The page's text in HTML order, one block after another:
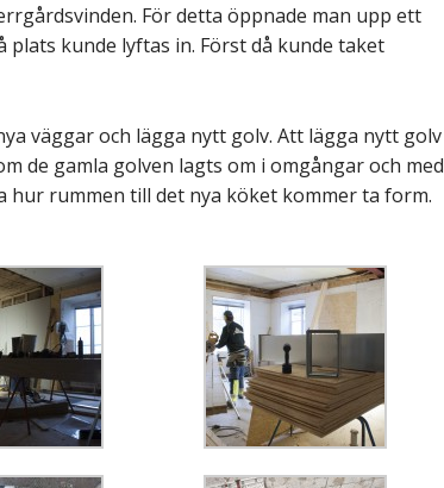
För detta öppnade man upp ett
kunde lyftas in. Först då kunde taket
väggar och lägga nytt golv. Att lägga nytt golv
de gamla golven lagts om i omgångar och med
hur rummen till det nya köket kommer ta form.